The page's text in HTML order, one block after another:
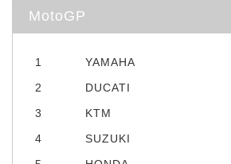
MotoGP
1 YAMAHA
2
DUCATI
3
KTM
4
SUZUKI